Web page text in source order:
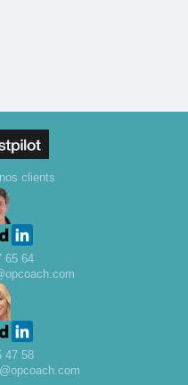
clients
65 64
47 58